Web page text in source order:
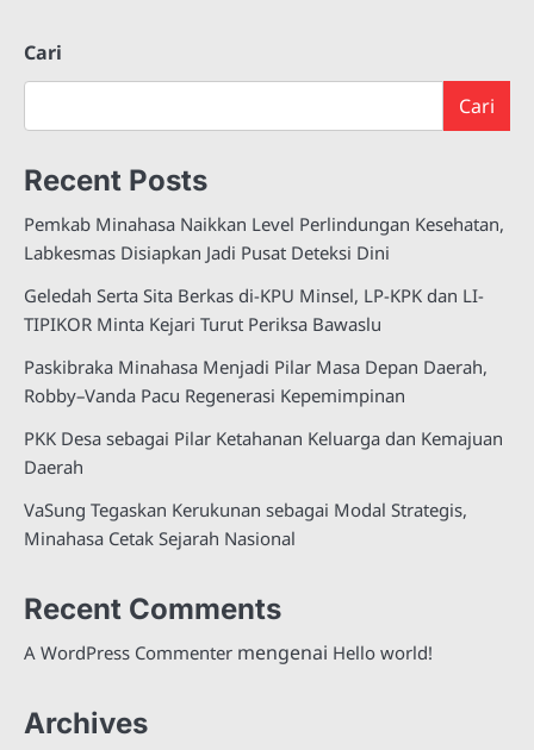
Cari
Cari
Recent Posts
Pemkab Minahasa Naikkan Level Perlindungan Kesehatan,
Labkesmas Disiapkan Jadi Pusat Deteksi Dini
Geledah Serta Sita Berkas di-KPU Minsel, LP-KPK dan LI-
TIPIKOR Minta Kejari Turut Periksa Bawaslu
Paskibraka Minahasa Menjadi Pilar Masa Depan Daerah,
Robby–Vanda Pacu Regenerasi Kepemimpinan
PKK Desa sebagai Pilar Ketahanan Keluarga dan Kemajuan
Daerah
VaSung Tegaskan Kerukunan sebagai Modal Strategis,
Minahasa Cetak Sejarah Nasional
Recent Comments
A WordPress Commenter mengenai Hello world!
Archives